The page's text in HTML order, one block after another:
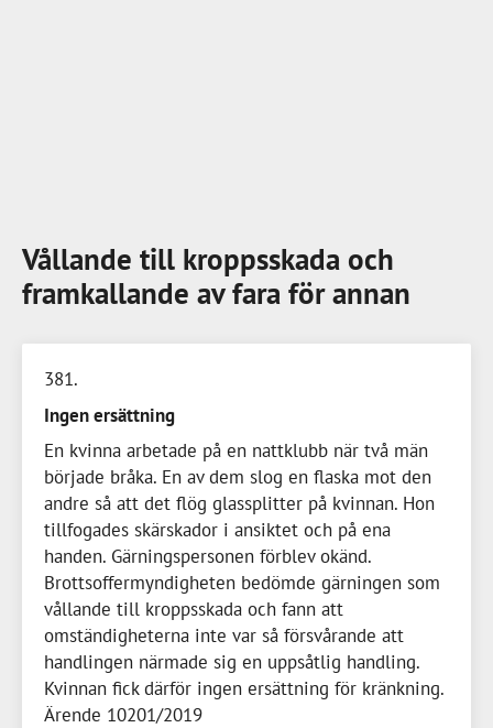
Vållande till kroppsskada och
framkallande av fara för annan
381
Ingen ersättning
En kvinna arbetade på en nattklubb när två män
började bråka. En av dem slog en flaska mot den
andre så att det flög glassplitter på kvinnan. Hon
tillfogades skärskador i ansiktet och på ena
handen. Gärningspersonen förblev okänd.
Brottsoffermyndigheten bedömde gärningen som
vållande till kroppsskada och fann att
omständigheterna inte var så försvårande att
handlingen närmade sig en uppsåtlig handling.
Kvinnan fick därför ingen ersättning för kränkning.
Ärende 10201/2019